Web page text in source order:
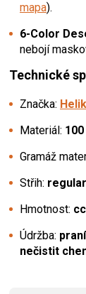
mapa).
6-Color
nebojí
Technické
Značka:
Materiál:
Gramáž
Střih:
Hmotnost:
Údržba:
nečistit